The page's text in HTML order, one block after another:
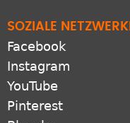
SOZIALE NETZWERKE
Facebook
Instagram
YouTube
Pinterest